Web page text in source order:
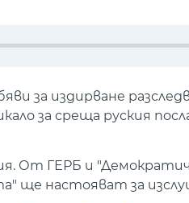
за издирване
за среща руския
От ГЕРБ и
ще настояват за